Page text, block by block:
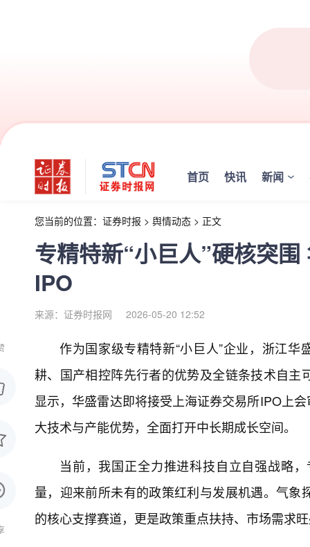
首页 快讯 新闻
您当前的位置： 证券时报 > 舆情动态 > 正文
专精特新“小巨人”硬核突
IPO
来源：证券时报网 2026-05-20 12:52
作为国家级专精特新“小巨人”企业，浙江
耕、国产相控阵先行者的优势及全链条技术自
显示，华盛雷达即将接受上海证券交易所IPO上
大技术与产能优势，全面打开中长期成长空间。
当前，我国正全力推进科技自立自强战略
量，迎来前所未有的政策红利与发展机遇。气
的核心支撑赛道，更是政策重点扶持、市场需求